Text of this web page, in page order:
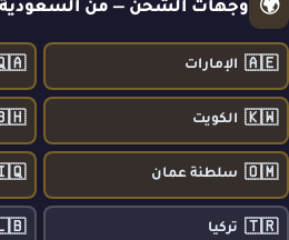
🌍 وجهات الشحن — من السعودية
🇦🇪 الإمارات
🇰🇼 الكويت
🇴🇲 سلطنة عمان
🇹🇷 تركيا